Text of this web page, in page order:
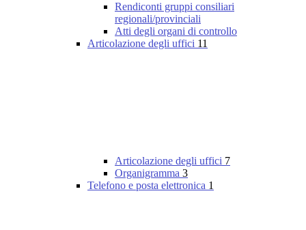
Rendiconti gruppi consiliari
regionali/provinciali
Atti degli organi di controllo
Articolazione degli uffici 11
Articolazione degli uffici 7
Organigramma 3
Telefono e posta elettronica 1